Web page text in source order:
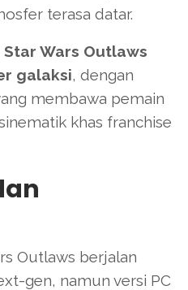
terasa datar.
Star Wars Outlaws
galaksi, dengan
membawa pemain
khas franchise
Outlaws berjalan
gen, namun versi PC